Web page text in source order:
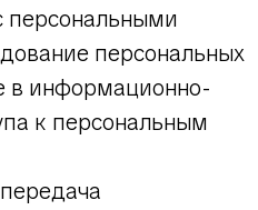
персональными
персональных
в информационно-
к персональным